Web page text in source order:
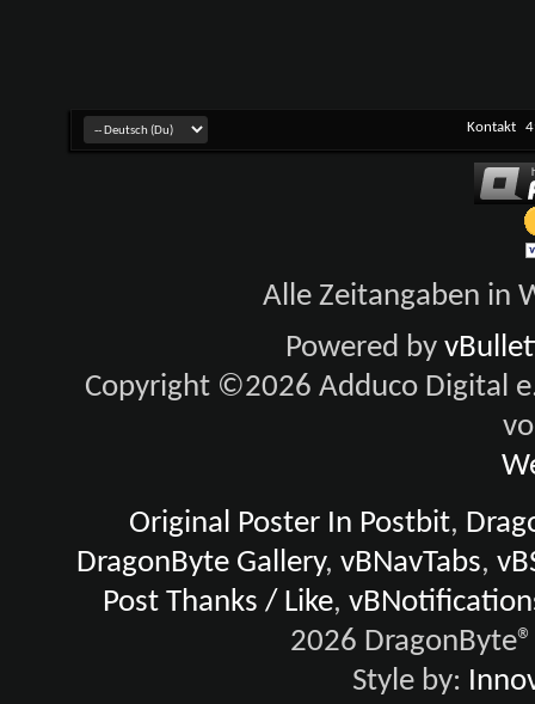
Kontakt
Alle Zeitangaben in
Powered by
Copyright ©2026 Adduco Digital
Original Poster In Postbit,
DragonByte Gallery,vBNavTabs,
Post Thanks / Like,
2026
Style by: